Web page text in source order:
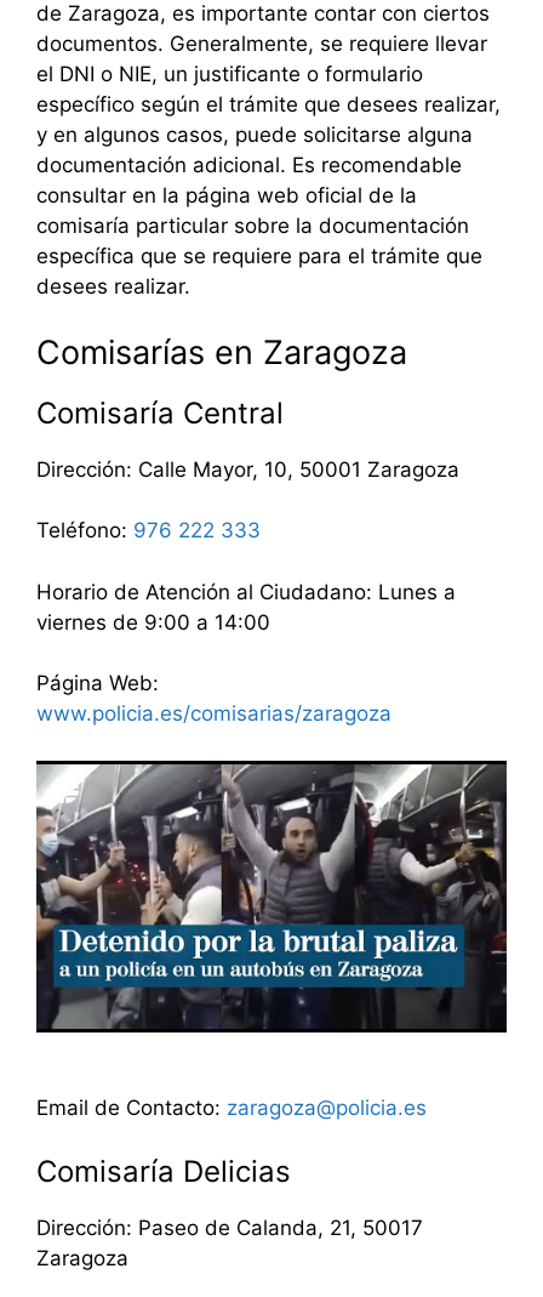
de Zaragoza, es importante contar con ciertos
documentos. Generalmente, se requiere llevar
el DNI o NIE, un justificante o formulario
específico según el trámite que desees realizar,
y en algunos casos, puede solicitarse alguna
documentación adicional. Es recomendable
consultar en la página web oficial de la
comisaría particular sobre la documentación
específica que se requiere para el trámite que
desees realizar.
Comisarías en Zaragoza
Comisaría Central
Dirección: Calle Mayor, 10, 50001 Zaragoza
Teléfono: 976 222 333
Horario de Atención al Ciudadano: Lunes a
viernes de 9:00 a 14:00
Página Web:
www.policia.es/comisarias/zaragoza
Email de Contacto: zaragoza@policia.es
Comisaría Delicias
Dirección: Paseo de Calanda, 21, 50017
Zaragoza